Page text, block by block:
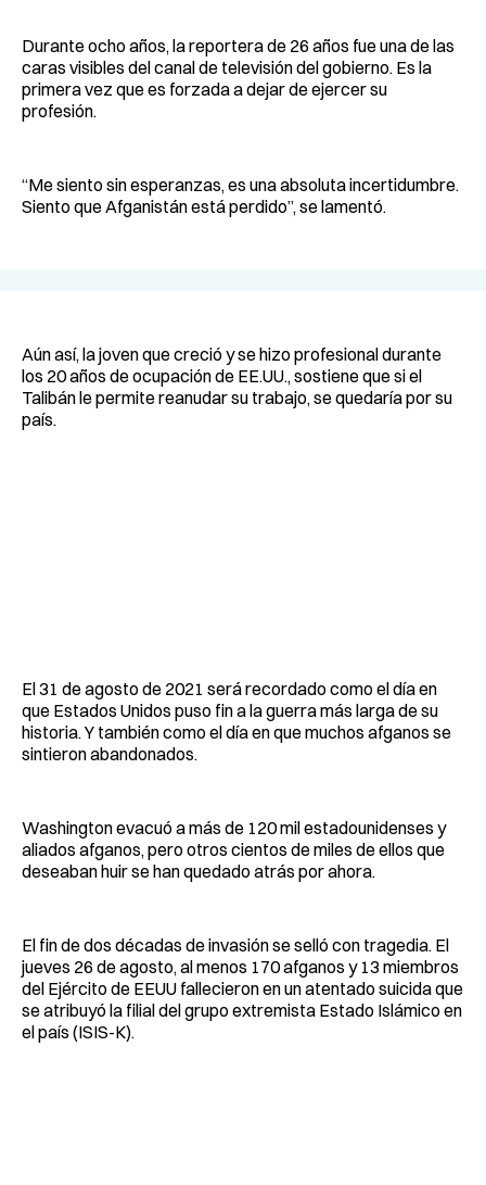
Durante ocho años, la reportera de 26 años fue una de las
caras visibles del canal de televisión del gobierno. Es la
primera vez que es forzada a dejar de ejercer su
profesión.
“Me siento sin esperanzas, es una absoluta incertidumbre.
Siento que Afganistán está perdido”, se lamentó.
Aún así, la joven que creció y se hizo profesional durante
los 20 años de ocupación de EE.UU., sostiene que si el
Talibán le permite reanudar su trabajo, se quedaría por su
país.
El 31 de agosto de 2021 será recordado como el día en
que Estados Unidos puso fin a la guerra más larga de su
historia. Y también como el día en que muchos afganos se
sintieron abandonados.
Washington evacuó a más de 120 mil estadounidenses y
aliados afganos, pero otros cientos de miles de ellos que
deseaban huir se han quedado atrás por ahora.
El fin de dos décadas de invasión se selló con tragedia. El
jueves 26 de agosto, al menos 170 afganos y 13 miembros
del Ejército de EEUU fallecieron en un atentado suicida que
se atribuyó la filial del grupo extremista Estado Islámico en
el país (ISIS-K).